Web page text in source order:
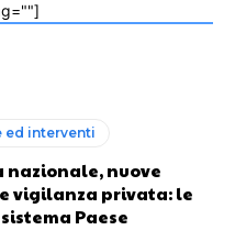
ed interventi
nazionale, nuove
vigilanza privata: le
Paese